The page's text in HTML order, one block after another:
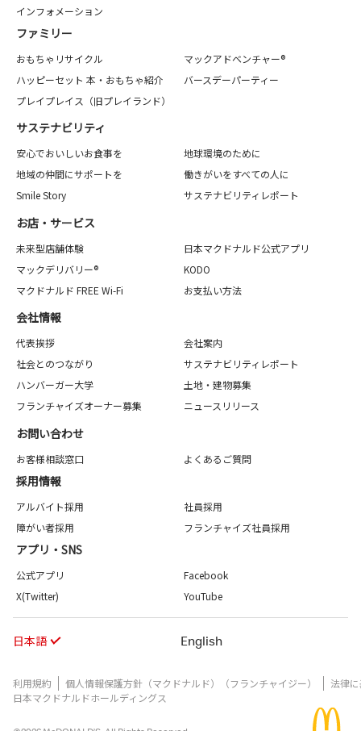
インフォメーション
ファミリー
おもちゃリサイクル
マックアドベンチャー®
ハッピーセット 本・おもちゃ紹介
バースデーパーティー
プレイプレイス（旧プレイランド）
サステナビリティ
安心でおいしいお食事を
地球環境のために
地域の仲間にサポートを
働きがいをすべての人に
Smile Story
サステナビリティレポート
お店・サービス
未来型店舗体験
日本マクドナルド公式アプリ
マックデリバリー®
KODO
マクドナルド FREE Wi-Fi
お支払い方法
会社情報
代表挨拶
会社案内
社会とのつながり
サステナビリティレポート
ハンバーガー大学
土地・建物募集
フランチャイズオーナー募集
ニュースリリース
お問い合わせ
お客様相談窓口 よくあるご質問
採用情報
アルバイト採用
社員採用
障がい者採用
フランチャイズ社員採用
アプリ・SNS
公式アプリ
Facebook
X(Twitter)
YouTube
日本語 English
利用規約 個人情報保護方針（マクドナルド）（フランチャイジー）
法律
日本マクドナルドホールディングス